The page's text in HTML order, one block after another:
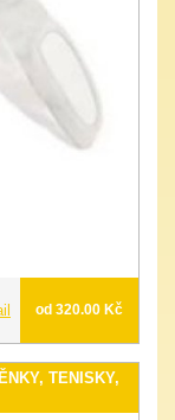
od 320.00 Kč
TENISKY,